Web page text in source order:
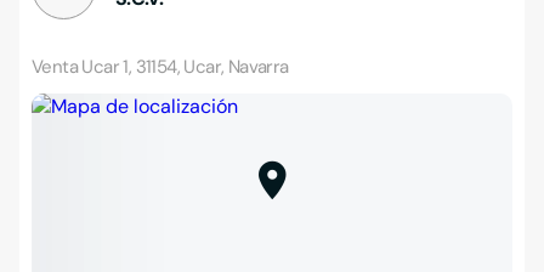
Venta Ucar 1, 31154, Ucar, Navarra